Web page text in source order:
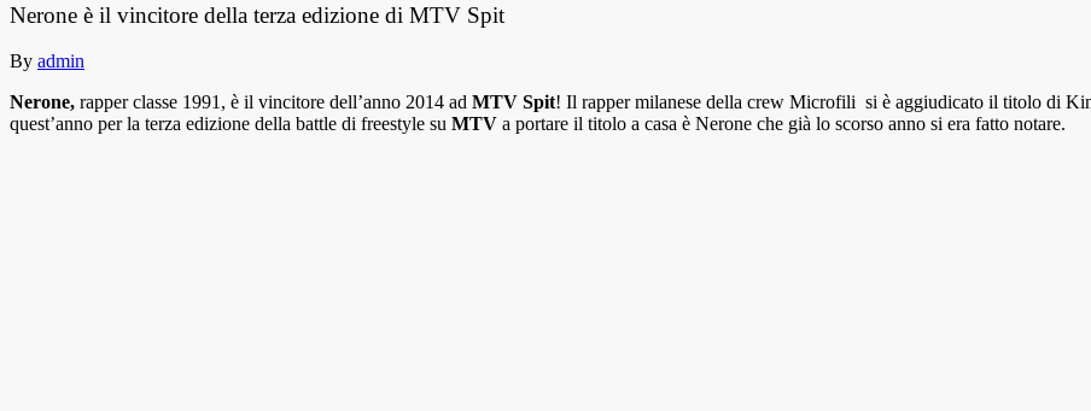
Nerone è il vincitore della terza edizione di MTV Spit
By admin
Nerone, rapper classe 1991, è il vincitore dell’anno 2014 ad MTV Spit! Il rapper milanese della crew Microfili si è aggiudicato il titolo di
quest’anno per la terza edizione della battle di freestyle su MTV a portare il titolo a casa è Nerone che già lo scorso anno si era fatto notare.